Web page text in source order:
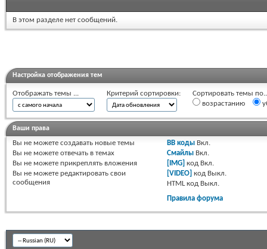
В этом разделе нет сообщений.
Настройка отображения тем
Отображать темы ... Критерий сортировки:
Сортировать темы
возрастанию
Ваши права
Вы не можете создавать новые темы
Вы не можете отвечать в темах
Вы не можете прикреплять вложения
Вы не можете редактировать свои
сообщения
BB коды Вкл.
Смайлы Вкл.
[IMG] код Вкл.
[VIDEO] код Выкл.
HTML код Выкл.
Правила форума